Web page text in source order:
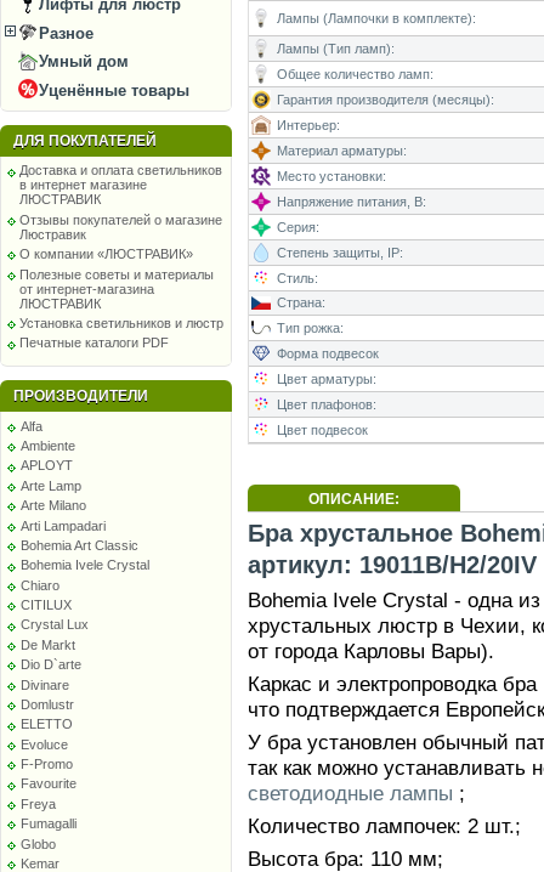
Лифты для люстр
Разное
Умный дом
Уценённые товары
ДЛЯ ПОКУПАТЕЛЕЙ
Доставка и оплата светильников
в интернет магазине
ЛЮСТРАВИК
Отзывы покупателей о магазине
Люстравик
О компании «ЛЮСТРАВИК»
Полезные советы и материалы
от интернет-магазина
ЛЮСТРАВИК
Установка светильников и люстр
Печатные каталоги PDF
ПРОИЗВОДИТЕЛИ
Alfa
Ambiente
APLOYT
Arte Lamp
Arte Milano
Arti Lampadari
Bohemia Art Classic
Bohemia Ivele Crystal
Chiaro
CITILUX
Crystal Lux
De Markt
Dio D`arte
Divinare
Domlustr
ELETTO
Evoluce
F-Promo
Favourite
Freya
Fumagalli
Globo
Kemar
Лампы (Лампочки в комплекте):
Лампы (Тип ламп):
Общее количество ламп:
Гарантия производителя (месяцы):
Интерьер:
Материал арматуры:
Место установки:
Напряжение питания, В:
Серия:
Степень защиты, IP:
Стиль:
Страна:
Тип рожка:
Форма подвесок
Цвет арматуры:
Цвет плафонов:
Цвет подвесок
ОПИСАНИЕ:
Бра хрустальное
артикул: 19011B/H2/20IV
Bohemia Ivele Crystal - одна
хрустальных люстр в Чехии,
от города Карловы Вары).
Каркас и электропроводка
что подтверждается
У бра установлен обычный
так как можно устанавливать
светодиодные лампы ;
Количество лампочек: 2 шт.;
Высота бра: 110 мм;